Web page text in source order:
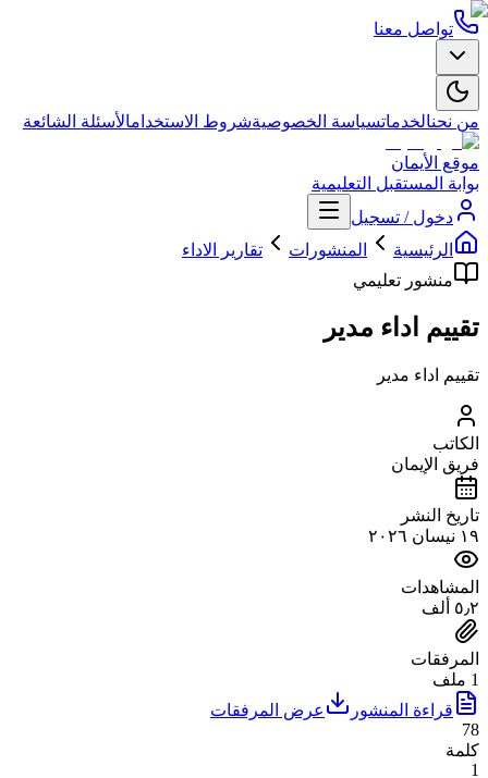
تواصل معنا
من نحنالخدماتسياسة الخصوصيةشروط الاستخدامالأسئلة الشائعة
موقع الأيمان
بوابة المستقبل التعليمية
دخول / تسجيل
الرئيسية
المنشورات
تقارير الاداء
منشور تعليمي
تقييم اداء مدير
تقييم اداء مدير
الكاتب
فريق الإيمان
تاريخ النشر
١٩ نيسان ٢٠٢٦
المشاهدات
٥٫٢ ألف
المرفقات
1 ملف
قراءة المنشور
عرض المرفقات
78
كلمة
1